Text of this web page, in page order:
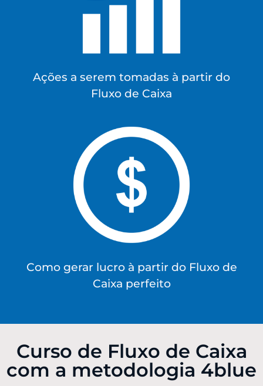
Ações a serem tomadas à partir do
Fluxo de Caixa
Como gerar lucro à partir do Fluxo de
Caixa perfeito
Curso de Fluxo de Caixa
com a metodologia 4blue